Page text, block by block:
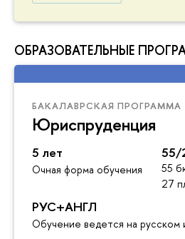
ОБРАЗОВАТЕЛЬНЫЕ
БАКАЛАВРСКАЯ ПРОГРАММА
Юриспруденция
5 лет
Очная форма обучения
55/
55
27
РУС+АНГЛ
Обучение ведется на русском